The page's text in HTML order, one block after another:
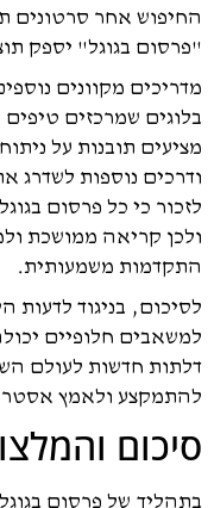
החיפוש אחר סרטונים
"פרסום בגוגל" יספק
בלוגים שמרכזים
מציעים תובנות על
ודרכים נוספות לשדרג
לזכור כי כל פרסום
ולכן קריאה ממושכת
התקדמות משמעותית.
לסיכום, בניגוד לדעות
למשאבים חלופיים
דלתות חדשות לעולם
להתמקצע ולאמץ
סיכום
בתהליך של פרסום